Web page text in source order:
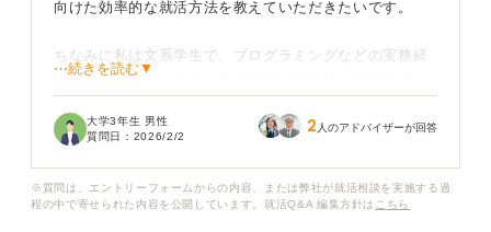
向けた効率的な就活方法を教えていただきたいです。
ちなみに私は文系学生で、プログラミングなどの実務経
験がありません。そのため選考で「専門性が不足してい
⋯続きを読む▼
大学3年生 男性
質問日： 2026/2/2 2 人のアドバイザーが回答
※質問は、エントリーフォームからの内容、または弊社が就活相談を実施する過
程の中で寄せられた内容を公開しています。就活Q&A 編集方針は こちら